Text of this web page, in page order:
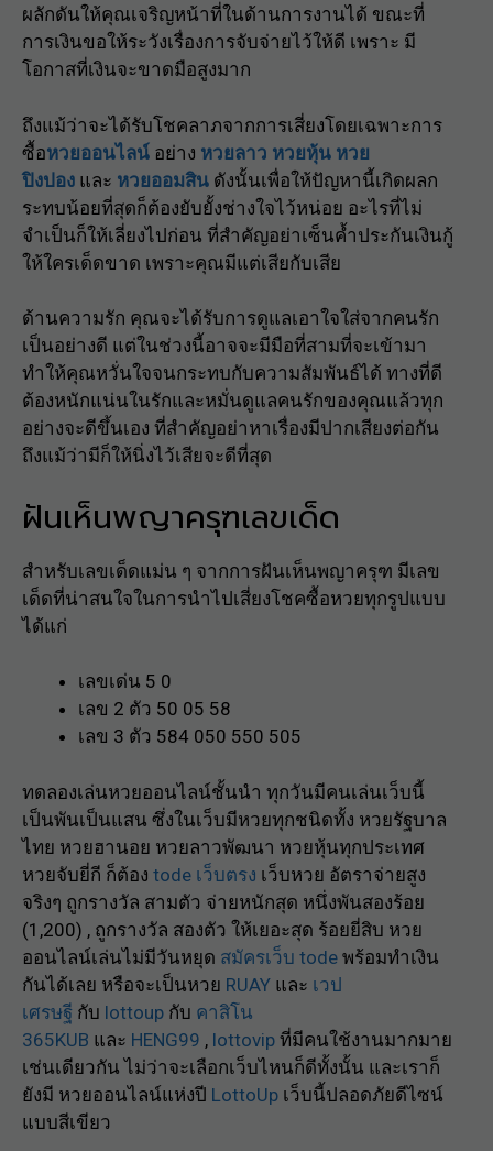
ผลักดันให้คุณเจริญหน้าที่ในด้านการงานได้ ขณะที่
การเงินขอให้ระวังเรื่องการจับจ่ายไว้ให้ดี เพราะ มี
โอกาสที่เงินจะขาดมือสูงมาก
ถึงแม้ว่าจะได้รับโชคลาภจากการเสี่ยงโดยเฉพาะการ
ซื้อหวยออนไลน์ อย่าง หวยลาว หวยหุ้น หวย
ปิงปอง และ หวยออมสิน ดังนั้นเพื่อให้ปัญหานี้เกิดผลก
ระทบน้อยที่สุดก็ต้องยับยั้งช่างใจไว้หน่อย อะไรที่ไม่
จำเป็นก็ให้เลี่ยงไปก่อน ที่สำคัญอย่าเซ็นค้ำประกันเงินกู้
ให้ใครเด็ดขาด เพราะคุณมีแต่เสียกับเสีย
ด้านความรัก คุณจะได้รับการดูแลเอาใจใส่จากคนรัก
เป็นอย่างดี แต่ในช่วงนี้อาจจะมีมือที่สามที่จะเข้ามา
ทำให้คุณหวั่นใจจนกระทบกับความสัมพันธ์ได้ ทางที่ดี
ต้องหนักแน่นในรักและหมั่นดูแลคนรักของคุณแล้วทุก
อย่างจะดีขึ้นเอง ที่สำคัญอย่าหาเรื่องมีปากเสียงต่อกัน
ถึงแม้ว่ามีก็ให้นิ่งไว้เสียจะดีที่สุด
ฝันเห็นพญาครุฑเลขเด็ด
สำหรับเลขเด็ดแม่น ๆ จากการฝันเห็นพญาครุฑ มีเลข
เด็ดที่น่าสนใจในการนำไปเสี่ยงโชคซื้อหวยทุกรูปแบบ
ได้แก่
เลขเด่น 5 0
เลข 2 ตัว 50 05 58
เลข 3 ตัว 584 050 550 505
ทดลองเล่นหวยออนไลน์ชั้นนำ ทุกวันมีคนเล่นเว็บนี้
เป็นพันเป็นแสน ซึ่งในเว็บมีหวยทุกชนิดทั้ง หวยรัฐบาล
ไทย หวยฮานอย หวยลาวพัฒนา หวยหุ้นทุกประเทศ
หวยจับยี่กี ก็ต้อง tode เว็บตรง เว็บหวย อัตราจ่ายสูง
จริงๆ ถูกรางวัล สามตัว จ่ายหนักสุด หนึ่งพันสองร้อย
(1,200) , ถูกรางวัล สองตัว ให้เยอะสุด ร้อยยี่สิบ หวย
ออนไลน์เล่นไม่มีวันหยุด สมัครเว็บ tode พร้อมทำเงิน
กันได้เลย หรือจะเป็นหวย RUAY และ เวป
เศรษฐี กับ lottoup กับ คาสิโน
365KUB และ HENG99 , lottovip ที่มีคนใช้งานมากมาย
เช่นเดียวกัน ไม่ว่าจะเลือกเว็บไหนก็ดีทั้งนั้น และเราก็
ยังมี หวยออนไลน์แห่งปี LottoUp เว็บนี้ปลอดภัยดีไซน์
แบบสีเขียว